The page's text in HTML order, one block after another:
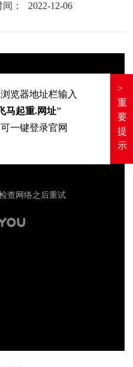
： 2022-12-06
览器地址栏输入
马起重.网址"
一键登录官网
>
重
要
提
示